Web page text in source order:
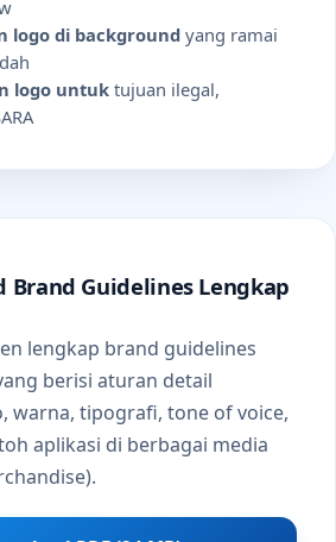
logo di background yang ramai
logo untuk tujuan ilegal,
Brand Guidelines Lengkap
lengkap brand guidelines
berisi aturan detail
warna, tipografi, tone of voice,
aplikasi di berbagai media